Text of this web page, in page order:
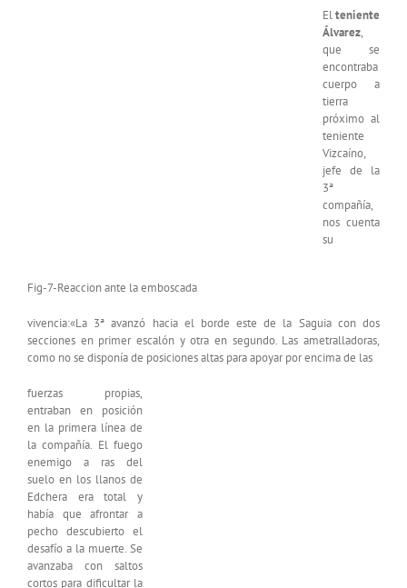
Fig-7-Reaccion ante la emboscada
Elteniente
Álvarez,
que se
encontraba
cuerpo a
tierra
próximo al
teniente
Vizcaíno,
jefe de la
3ª
compañía,
nos cuenta
su
vivencia:«La 3ª avanzó hacia el borde este de la Saguia con dos
secciones en primer escalón y otra en segundo. Las ametralladoras,
como no se disponía de posiciones altas para apoyar por encima de las
fuerzas propias,
entraban en posición
en la primera línea de
la compañía. El fuego
enemigo a ras del
suelo en los llanos de
Edchera era total y
había que afrontar a
pecho descubierto el
desafío a la muerte. Se
avanzaba con saltos
cortos para dificultar la